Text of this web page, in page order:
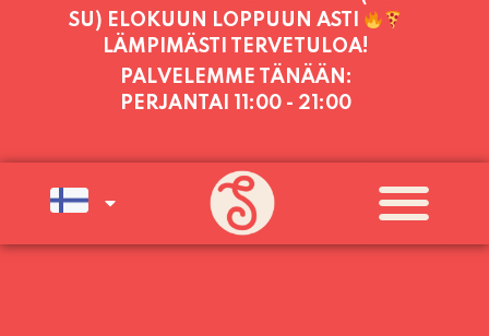
PALVELEMME TÄNÄÄN:
PERJANTAI11:00 - 21:00
PALVELEMME PÄIVITTÄIN (MA-SU
KLO 11-21) SUNNUNTAIHIN 16.8.
AVOINNA VIIKONLOPPUISIN (PE-
SU) ELOKUUN LOPPUUN ASTI
LÄMPIMÄSTI TERVETULOA!